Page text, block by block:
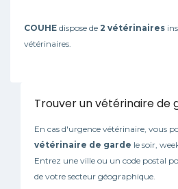
COUHE dispose de 2 vétérinaires
vétérinaires.
Trouver un vétérinaire de
En cas d'urgence vétérinaire, vous
vétérinaire de garde le soir,
Entrez une ville ou un code postal
de votre secteur géographique.